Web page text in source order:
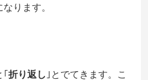
ります。
｢ 折り返し ｣とでてきます。こ